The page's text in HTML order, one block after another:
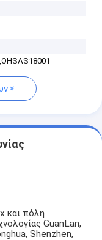
και πόλη
GuanLan,
Shenzhen,